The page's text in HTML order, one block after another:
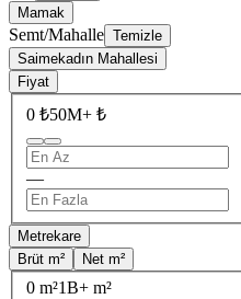
Mamak
Semt/Mahalle Temizle
Saimekadın Mahallesi
Fiyat
0 ₺50M+ ₺
—
Metrekare
Brüt m²
Net m²
0 m²1B+ m²